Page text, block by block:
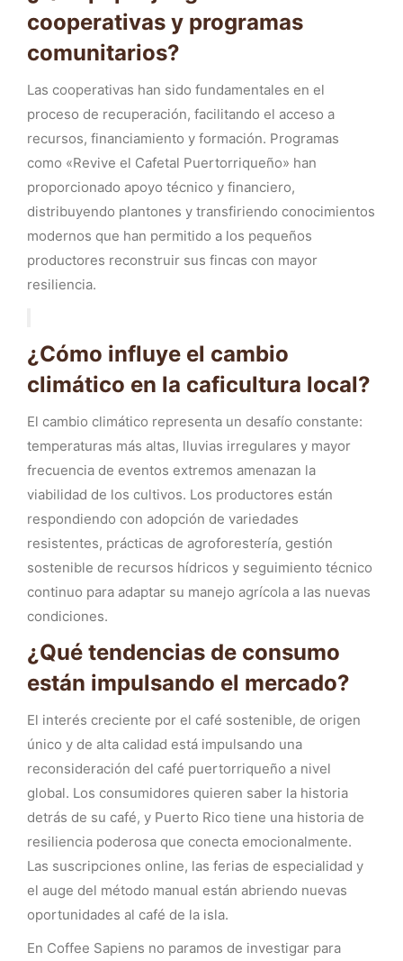
cooperativas y programas
comunitarios?
Las cooperativas han sido fundamentales en el
proceso de recuperación, facilitando el acceso a
recursos, financiamiento y formación. Programas
como «Revive el Cafetal Puertorriqueño» han
proporcionado apoyo técnico y financiero,
distribuyendo plantones y transfiriendo conocimientos
modernos que han permitido a los pequeños
productores reconstruir sus fincas con mayor
resiliencia.
¿Cómo influye el cambio
climático en la caficultura local?
El cambio climático representa un desafío constante:
temperaturas más altas, lluvias irregulares y mayor
frecuencia de eventos extremos amenazan la
viabilidad de los cultivos. Los productores están
respondiendo con adopción de variedades
resistentes, prácticas de agroforestería, gestión
sostenible de recursos hídricos y seguimiento técnico
continuo para adaptar su manejo agrícola a las nuevas
condiciones.
¿Qué tendencias de consumo
están impulsando el mercado?
El interés creciente por el café sostenible, de origen
único y de alta calidad está impulsando una
reconsideración del café puertorriqueño a nivel
global. Los consumidores quieren saber la historia
detrás de su café, y Puerto Rico tiene una historia de
resiliencia poderosa que conecta emocionalmente.
Las suscripciones online, las ferias de especialidad y
el auge del método manual están abriendo nuevas
oportunidades al café de la isla.
En Coffee Sapiens no paramos de investigar para